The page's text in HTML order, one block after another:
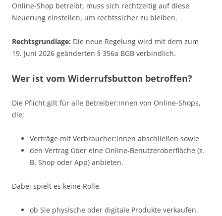
Online-Shop betreibt, muss sich rechtzeitig auf diese
Neuerung einstellen, um rechtssicher zu bleiben.
Rechtsgrundlage: Die neue Regelung wird mit dem zum
19. Juni 2026 geänderten § 356a BGB verbindlich.
Wer ist vom Widerrufsbutton betroffen?
Die Pflicht gilt für alle Betreiber:innen von Online-Shops,
die:
Verträge mit Verbraucher:innen abschließen sowie
den Vertrag über eine Online-Benutzeroberfläche (z.
B. Shop oder App) anbieten.
Dabei spielt es keine Rolle,
ob Sie physische oder digitale Produkte verkaufen,